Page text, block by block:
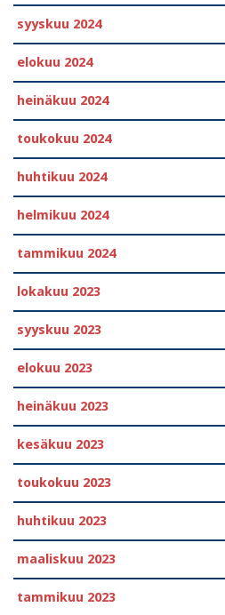
syyskuu 2024
elokuu 2024
heinäkuu 2024
toukokuu 2024
huhtikuu 2024
helmikuu 2024
tammikuu 2024
lokakuu 2023
syyskuu 2023
elokuu 2023
heinäkuu 2023
kesäkuu 2023
toukokuu 2023
huhtikuu 2023
maaliskuu 2023
tammikuu 2023